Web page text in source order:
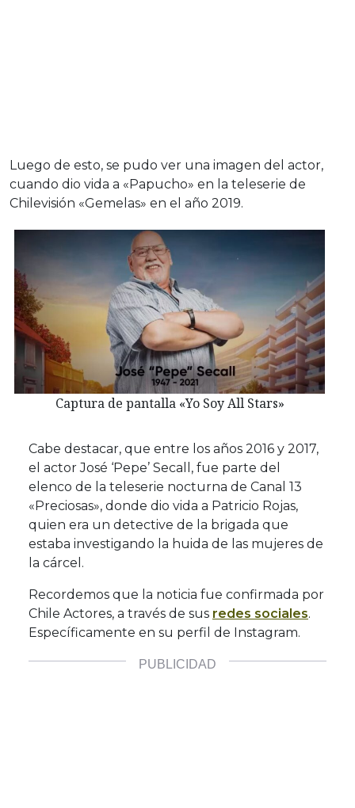
Luego de esto, se pudo ver una imagen del actor,
cuando dio vida a «Papucho» en la teleserie de
Chilevisión «Gemelas» en el año 2019.
Captura de pantalla «Yo Soy All Stars»
Cabe destacar, que entre los años 2016 y 2017,
el actor José ‘Pepe’ Secall, fue parte del
elenco de la teleserie nocturna de Canal 13
«Preciosas», donde dio vida a Patricio Rojas,
quien era un detective de la brigada que
estaba investigando la huida de las mujeres de
la cárcel.
Recordemos que la noticia fue confirmada por
Chile Actores, a través de sus redes sociales.
Específicamente en su perfil de Instagram.